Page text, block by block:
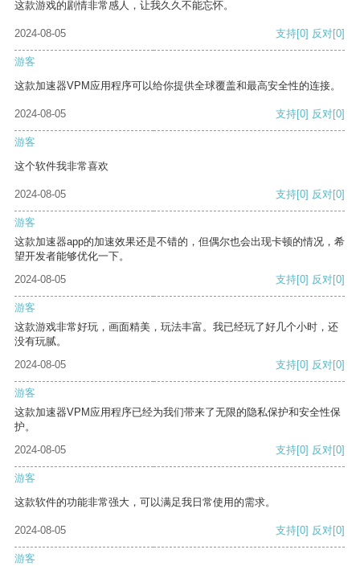
这款游戏的剧情非常感人，让我久久不能忘怀。
2024-08-05 支持[0] 反对[0]
游客
这款加速器VPM应用程序可以给你提供全球覆盖和最高安全性的连接。
2024-08-05 支持[0] 反对[0]
游客
这个软件我非常喜欢
2024-08-05 支持[0] 反对[0]
游客
这款加速器app的加速效果还是不错的，但偶尔也会出现卡顿的情况，希
望开发者能够优化一下。
2024-08-05
支持[0] 反对[0]
游客
这款游戏非常好玩，画面精美，玩法丰富。我已经玩了好几个小时，还
没有玩腻。
2024-08-05
支持[0] 反对[0]
游客
这款加速器VPM应用程序已经为我们带来了无限的隐私保护和安全性保
护。
2024-08-05
支持[0] 反对[0]
游客
这款软件的功能非常强大，可以满足我日常使用的需求。
2024-08-05 支持[0] 反对[0]
游客